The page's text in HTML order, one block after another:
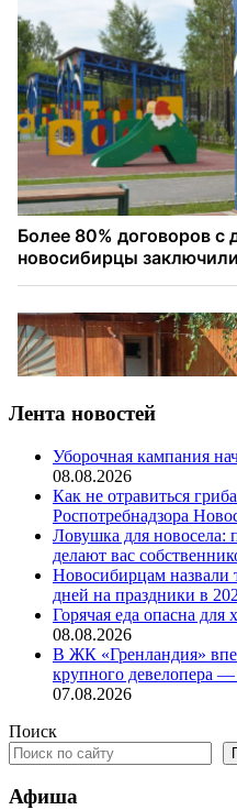
Лента новостей
Уборочная кампания
08.08.2026
Как не отравиться
Роспотребнадзора
Ловушка для новосела:
делают вас
Новосибирцам назвали
дней на праздники в
Горячая еда опасна
08.08.2026
В ЖК «Гренландия»
крупного девелопера
07.08.2026
Поиск
Афиша